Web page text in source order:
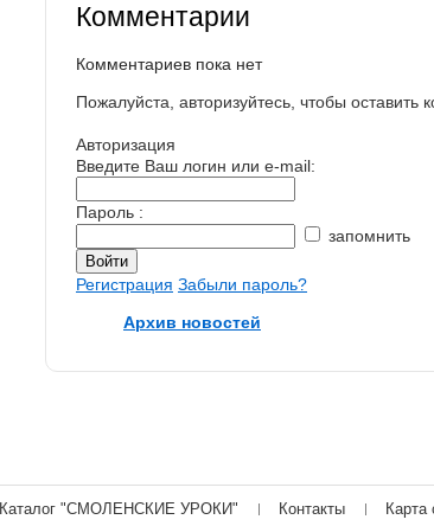
Комментарии
Комментариев пока нет
Пожалуйста, авторизуйтесь, чтобы оставить
Авторизация
Введите Ваш логин или e-mail:
Пароль :
запомнить
Регистрация Забыли пароль?
Архив новостей
Каталог "СМОЛЕНСКИЕ УРОКИ" Контакты Карта